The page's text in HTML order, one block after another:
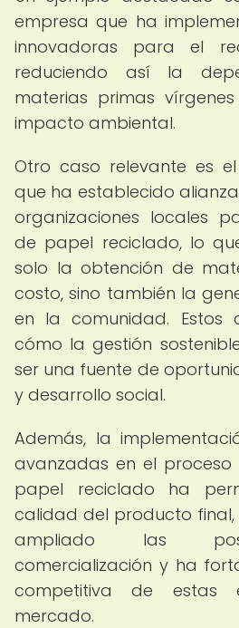
empresa que ha
innovadoras para el
reduciendo así la
materias primas
impacto ambiental.
Otro caso relevante es
que ha establecido
organizaciones locales
de papel reciclado, lo
solo la obtención de
costo, sino también la
en la comunidad. Estos
cómo la gestión
ser una fuente de
y desarrollo social.
Además, la
avanzadas en el
papel reciclado ha
calidad del producto final,
ampliado las
comercialización y ha
competitiva de estas
mercado.